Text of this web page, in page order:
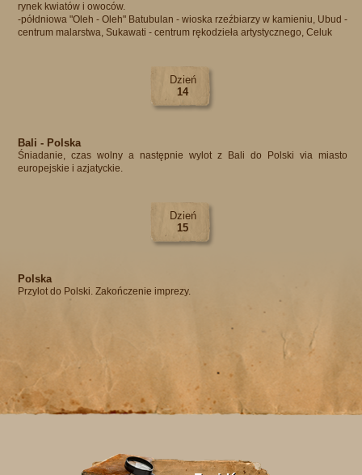
rynek kwiatów i owoców.
-półdniowa "Oleh - Oleh" Batubulan - wioska rzeźbiarzy w kamieniu, Ubud -
centrum malarstwa, Sukawati - centrum rękodzieła artystycznego, Celuk
Dzień
14
Bali - Polska
Śniadanie, czas wolny a następnie wylot z Bali do Polski via miasto
europejskie i azjatyckie.
Dzień
15
Polska
Przylot do Polski. Zakończenie imprezy.